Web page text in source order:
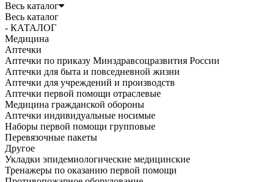
Весь каталог
Весь каталог
- КАТАЛОГ
Медицина
Аптечки
Аптечки по приказу Минздравсоцразвития России
Аптечки для быта и повседневной жизни
Аптечки для учреждений и производств
Аптечки первой помощи отраслевые
Медицина гражданской обороны
Аптечки индивидуальные носимые
Наборы первой помощи групповые
Перевязочные пакеты
Другое
Укладки эпидемиологические медицинские
Тренажеры по оказанию первой помощи